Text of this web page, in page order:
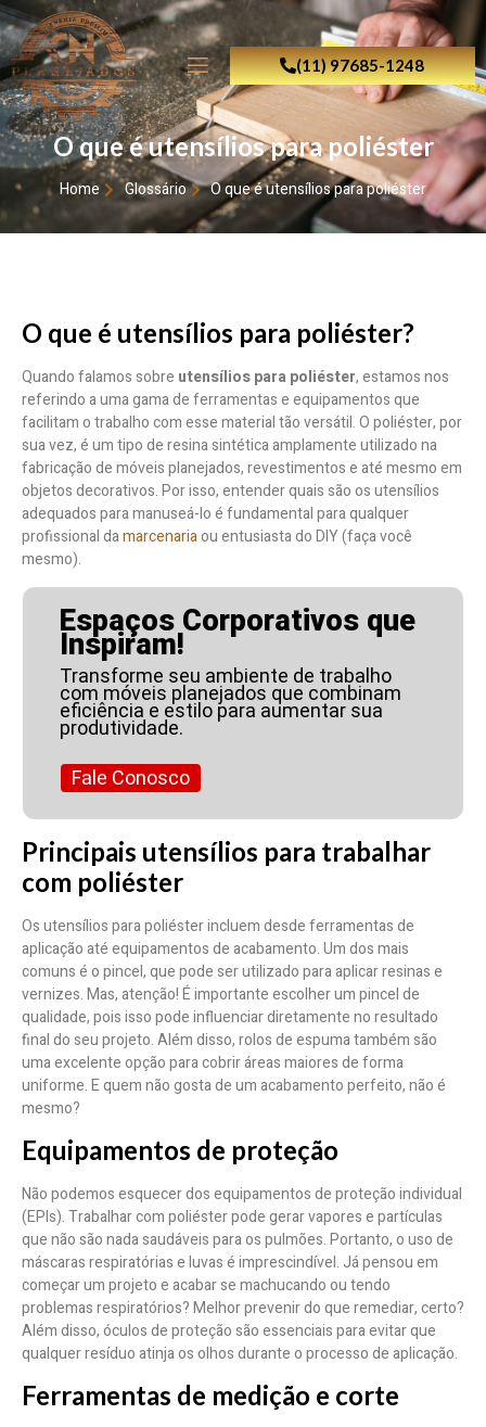
(11) 97685-1248
O que é utensílios para poliéster
Home Glossário O que é utensílios para poliéster
O que é utensílios para poliéster?
Quando falamos sobre utensílios para poliéster, estamos nos
referindo a uma gama de ferramentas e equipamentos que
facilitam o trabalho com esse material tão versátil. O poliéster, por
sua vez, é um tipo de resina sintética amplamente utilizado na
fabricação de móveis planejados, revestimentos e até mesmo em
objetos decorativos. Por isso, entender quais são os utensílios
adequados para manuseá-lo é fundamental para qualquer
profissional damarcenariaou entusiasta do DIY (faça você
mesmo).
Espaços Corporativos que
Inspiram!
Transforme seu ambiente de trabalho
com móveis planejados que combinam
eficiência e estilo para aumentar sua
produtividade.
Fale Conosco
Principais utensílios para trabalhar
com poliéster
Os utensílios para poliéster incluem desde ferramentas de
aplicação até equipamentos de acabamento. Um dos mais
comuns é o pincel, que pode ser utilizado para aplicar resinas e
vernizes. Mas, atenção! É importante escolher um pincel de
qualidade, pois isso pode influenciar diretamente no resultado
final do seu projeto. Além disso, rolos de espuma também são
uma excelente opção para cobrir áreas maiores de forma
uniforme. E quem não gosta de um acabamento perfeito, não é
mesmo?
Equipamentos de proteção
Não podemos esquecer dos equipamentos de proteção individual
(EPIs). Trabalhar com poliéster pode gerar vapores e partículas
que não são nada saudáveis para os pulmões. Portanto, o uso de
máscaras respiratórias e luvas é imprescindível. Já pensou em
começar um projeto e acabar se machucando ou tendo
problemas respiratórios? Melhor prevenir do que remediar, certo?
Além disso, óculos de proteção são essenciais para evitar que
qualquer resíduo atinja os olhos durante o processo de aplicação.
Ferramentas de medição e corte